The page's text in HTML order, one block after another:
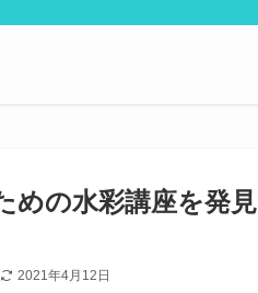
めの水彩講座を発
2021年4月12日